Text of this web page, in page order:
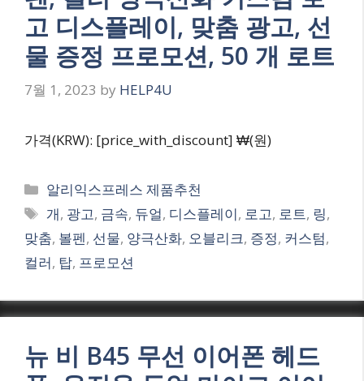
고 디스플레이, 맞춤 광고, 선
물 증정 프로모션, 50 개 로트
7월 1, 2023 by HELP4U
가격(KRW): [price_with_discount] ₩(원)
Categories
알리익스프레스 제품추천
Tags
개, 광고, 금속, 듀얼, 디스플레이, 로고, 로트, 링,
맞춤, 볼펜, 선물, 양극산화, 오블리크, 증정, 커스텀,
컬러, 탑, 프로모션
뉴 비 B45 무선 이어폰 헤드